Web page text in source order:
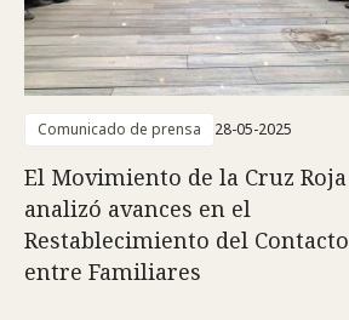
Comunicado de prensa 28-05-2025
El Movimiento de la Cruz Roja
analizó avances en el
Restablecimiento del Contacto
entre Familiares